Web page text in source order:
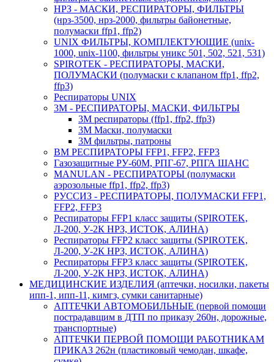
НРЗ - МАСКИ, РЕСПИРАТОРЫ, ФИЛЬТРЫ
(нрз-3500, нрз-2000, фильтры байонетные,
полумаски ffp1, ffp2)
UNIX ФИЛЬТРЫ, КОМПЛЕКТУЮЩИЕ (unix-
1000, unix-1100, фильтры уникс 501, 502, 521, 531)
SPIROTEK - РЕСПИРАТОРЫ, МАСКИ,
ПОЛУМАСКИ (полумаски с клапаном ffp1, ffp2,
ffp3)
Респираторы UNIX
3М - РЕСПИРАТОРЫ, МАСКИ, ФИЛЬТРЫ
3М респираторы (ffp1, ffp2, ffp3)
3М Маски, полумаски
3М фильтры, патроны
ВМ РЕСПИРАТОРЫ FFP1, FFP2, FFP3
Газозащитные РУ-60М, РПГ-67, РПГА ШАНС
MANULAN - РЕСПИРАТОРЫ (полумаски
аэрозольные ffp1, ffp2, ffp3)
РУССИЗ - РЕСПИРАТОРЫ, ПОЛУМАСКИ FFP1,
FFP2, FFP3
Респираторы FFP1 класс защиты (SPIROTEK,
Л-200, У-2К НРЗ, ИСТОК, АЛИНА)
Респираторы FFP2 класс защиты (SPIROTEK,
Л-200, У-2К НРЗ, ИСТОК, АЛИНА)
Респираторы FFP3 класс защиты (SPIROTEK,
Л-200, У-2К НРЗ, ИСТОК, АЛИНА)
МЕДИЦИНСКИЕ ИЗДЕЛИЯ (аптечки, носилки, пакеты
ипп-1, ипп-11, кимгз, сумки санитарные)
АПТЕЧКИ АВТОМОБИЛЬНЫЕ (первой помощи
пострадавщим в ДТП по приказу 260н, дорожные,
транспортные)
АПТЕЧКИ ПЕРВОЙ ПОМОЩИ РАБОТНИКАМ
ПРИКАЗ 262н (пластиковый чемодан, шкафе,